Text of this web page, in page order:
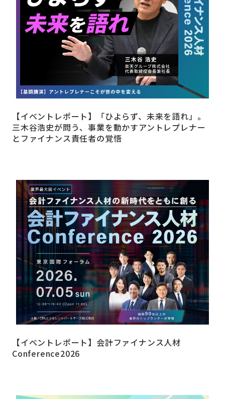
【イベントレポート】「ひよらず、未来を語れ」。
三木谷浩史が問う、事業を動かすアントレプレナー
とファイナンス責任者の覚悟
【イベントレポート】会計ファイナンス人材
Conference2026